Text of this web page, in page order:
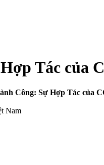
Tác của
Công: Sự Hợp Tác của